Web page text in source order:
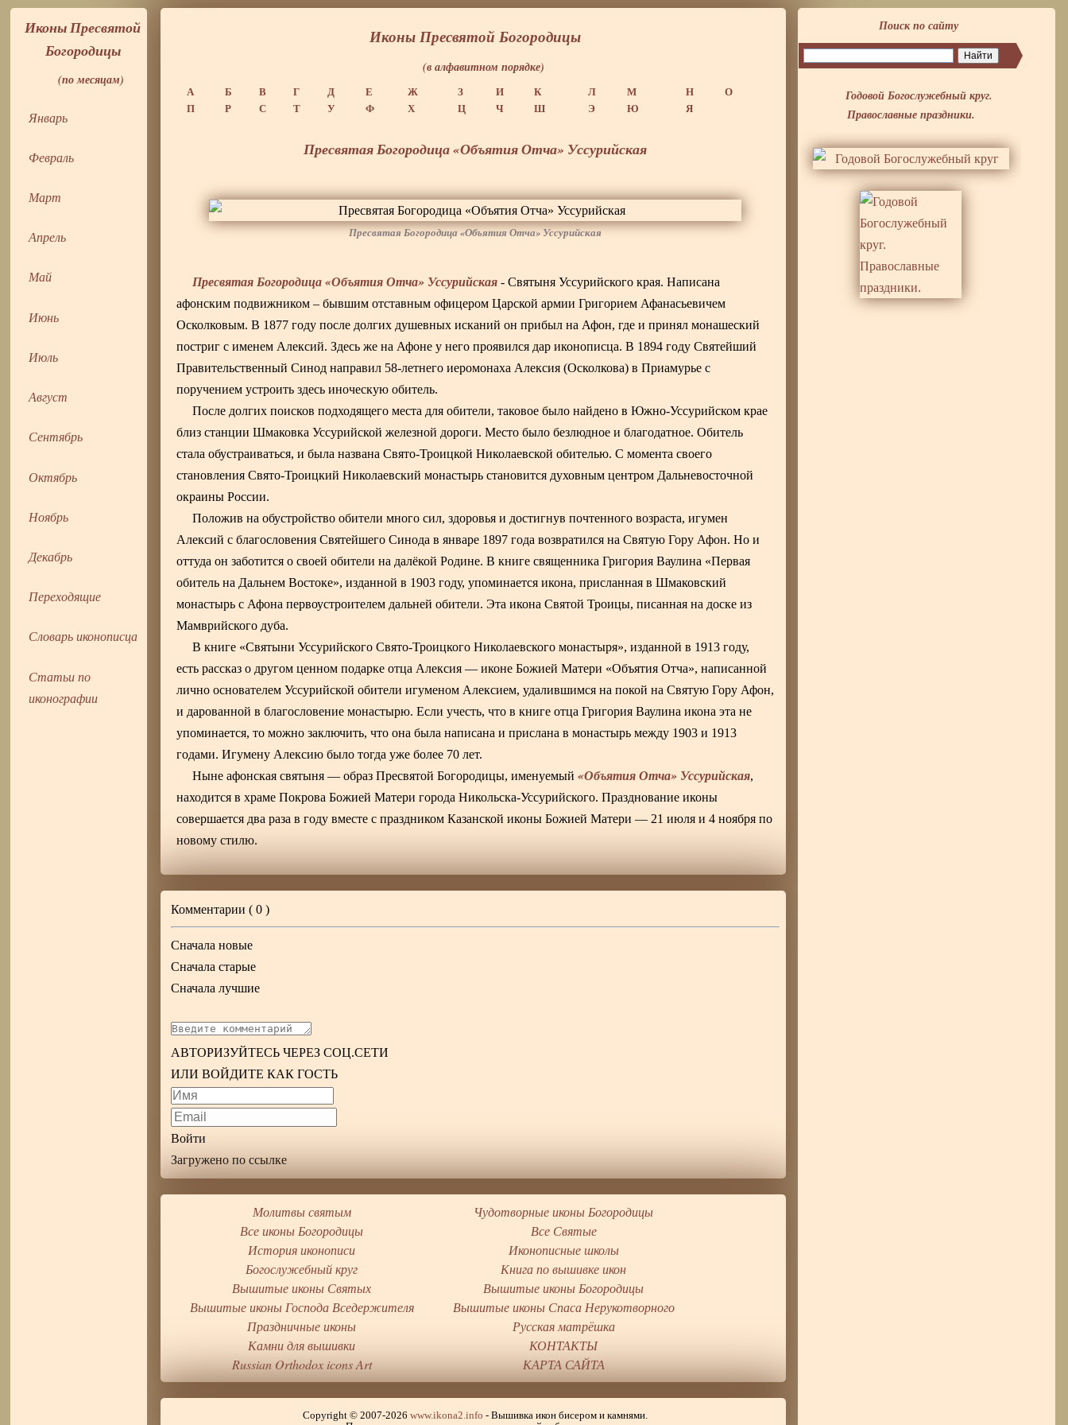
Иконы Пресвятой
Богородицы
(по месяцам)
Январь
Февраль
Март
Апрель
Май
Июнь
Июль
Август
Сентябрь
Октябрь
Ноябрь
Декабрь
Переходящие
Словарь иконописца
Статьи по
иконографии
Иконы Пресвятой Богородицы
(в алфавитном порядке)
А Б В Г Д Е Ж З И К Л М Н
О
П
Р С Т У Ф Х Ц Ч Ш Э Ю Я
Пресвятая Богородица «Объятия Отча» Уссурийская
Пресвятая Богородица «Объятия Отча» Уссурийская
Пресвятая Богородица «Объятия Отча» Уссурийская - Святыня Уссурийского края. Написана
афонским подвижником – бывшим отставным офицером Царской армии Григорием Афанасьевичем
Осколковым. В 1877 году после долгих душевных исканий он прибыл на Афон, где и принял монашеский
постриг с именем Алексий. Здесь же на Афоне у него проявился дар иконописца. В 1894 году Святейший
Правительственный Синод направил 58-летнего иеромонаха Алексия (Осколкова) в Приамурье с
поручением устроить здесь иноческую обитель.
После долгих поисков подходящего места для обители, таковое было найдено в Южно-Уссурийском крае
близ станции Шмаковка Уссурийской железной дороги. Место было безлюдное и благодатное. Обитель
стала обустраиваться, и была названа Свято-Троицкой Николаевской обителью. С момента своего
становления Свято-Троицкий Николаевский монастырь становится духовным центром Дальневосточной
окраины России.
Положив на обустройство обители много сил, здоровья и достигнув почтенного возраста, игумен
Алексий с благословения Святейшего Синода в январе 1897 года возвратился на Святую Гору Афон. Но и
оттуда он заботится о своей обители на далёкой Родине. В книге священника Григория Ваулина «Первая
обитель на Дальнем Востоке», изданной в 1903 году, упоминается икона, присланная в Шмаковский
монастырь с Афона первоустроителем дальней обители. Эта икона Святой Троицы, писанная на доске из
Мамврийского дуба.
В книге «Святыни Уссурийского Свято-Троицкого Николаевского монастыря», изданной в 1913 году,
есть рассказ о другом ценном подарке отца Алексия — иконе Божией Матери «Объятия Отча», написанной
лично основателем Уссурийской обители игуменом Алексием, удалившимся на покой на Святую Гору Афон,
и дарованной в благословение монастырю. Если учесть, что в книге отца Григория Ваулина икона эта не
упоминается, то можно заключить, что она была написана и прислана в монастырь между 1903 и 1913
годами. Игумену Алексию было тогда уже более 70 лет.
Ныне афонская святыня — образ Пресвятой Богородицы, именуемый«Объятия Отча» Уссурийская,
находится в храме Покрова Божией Матери города Никольска-Уссурийского. Празднование иконы
совершается два раза в году вместе с праздником Казанской иконы Божией Матери — 21 июля и 4 ноября по
новому стилю.
Поиск по сайту
Годовой Богослужебный круг.
Православные праздники.
Комментарии (0 )
Сначала новые
Сначала старые
Сначала лучшие
АВТОРИЗУЙТЕСЬ ЧЕРЕЗ СОЦ.СЕТИ
ИЛИ ВОЙДИТЕ КАК ГОСТЬ
Войти
Загружено по ссылке
Молитвы святым
Чудотворные иконы Богородицы
Все иконы Богородицы
Все Святые
История иконописи
Иконописные школы
Богослужебный круг
Книга по вышивке икон
Вышитые иконы Святых
Вышитые иконы Богородицы
Вышитые иконы Господа Вседержителя
Вышитые иконы Спаса Нерукотворного
Праздничные иконы
Русская матрёшка
Камни для вышивки
КОНТАКТЫ
Russian Orthodox icons Art
КАРТА САЙТА
Copyright © 2007-2026www.ikona2.info - Вышивка икон бисером и камнями.